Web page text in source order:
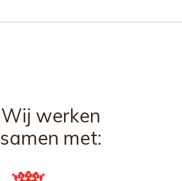
Wij werken
samen met: